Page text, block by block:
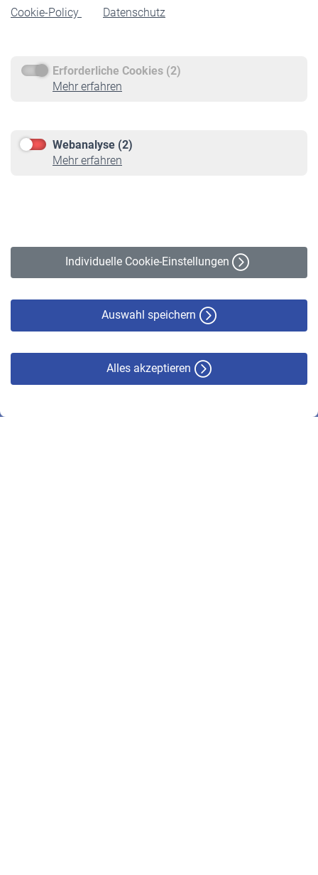
Cookie-Policy
Datenschutz
Erforderliche Cookies (2)
Mehr erfahren
Webanalyse (2)
Mehr erfahren
Individuelle Cookie-Einstellungen
Auswahl speichern
Alles akzeptieren
Rente beantragen
Service
Informationen
Online-Rechner
VBLnewsletter
Erklärung zur Barrierefreiheit
© VBL 2026